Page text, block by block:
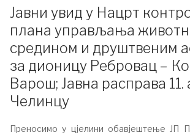
Јавни увид у Нацрт
плана управљања
средином и друштвеним
за дионицу Ребровац –
Варош; Јавна расправа 11.
Челинцу
Преносимо у цјелини обавјештење ЈП